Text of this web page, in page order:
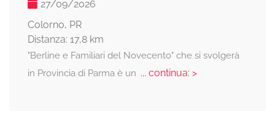
27/09/2026
Colorno, PR
Distanza: 17,8 km
"Berline e Familiari del Novecento" che si svolgerà
in Provincia di Parma è un ... continua: >